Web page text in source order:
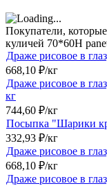
Покупатели,
куличей 70*60H
Драже рисовое в
668,10 ₽/кг
Драже рисовое в
кг
744,60 ₽/кг
Посыпка "Шарики
332,93 ₽/кг
Драже рисовое в
668,10 ₽/кг
Драже рисовое в